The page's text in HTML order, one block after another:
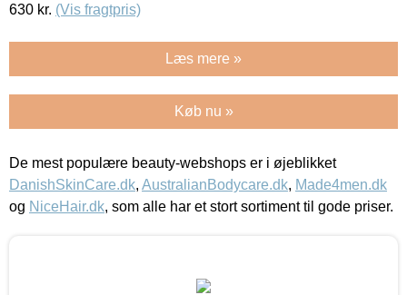
630 kr. (Vis fragtpris)
Læs mere »
Køb nu »
De mest populære beauty-webshops er i øjeblikket
DanishSkinCare.dk, AustralianBodycare.dk, Made4men.dk
og NiceHair.dk, som alle har et stort sortiment til gode priser.